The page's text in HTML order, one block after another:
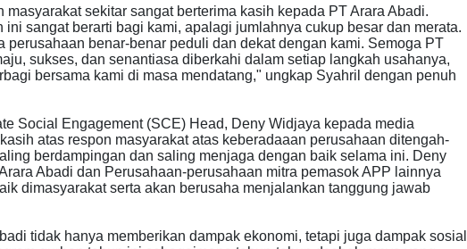
sekitar sangat berterima kasih kepada PT Arara Abadi.
ini sangat berarti bagi kami, apalagi jumlahnya cukup besar dan merata.
perusahaan benar-benar peduli dan dekat dengan kami. Semoga PT
sukses, dan senantiasa diberkahi dalam setiap langkah usahanya,
bersama kami di masa mendatang," ungkap Syahril dengan penuh
Social Engagement (SCE) Head, Deny Widjaya kepada media
atas respon masyarakat atas keberadaaan perusahaan ditengah-
berdampingan dan saling menjaga dengan baik selama ini. Deny
Abadi dan Perusahaan-perusahaan mitra pemasok APP lainnya
dimasyarakat serta akan berusaha menjalankan tanggung jawab
tidak hanya memberikan dampak ekonomi, tetapi juga dampak sosial